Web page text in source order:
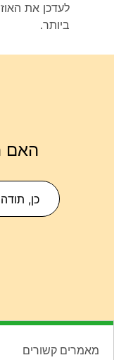
לעדכן את
ביותר.
האם
כן,
מאמרים קשורים